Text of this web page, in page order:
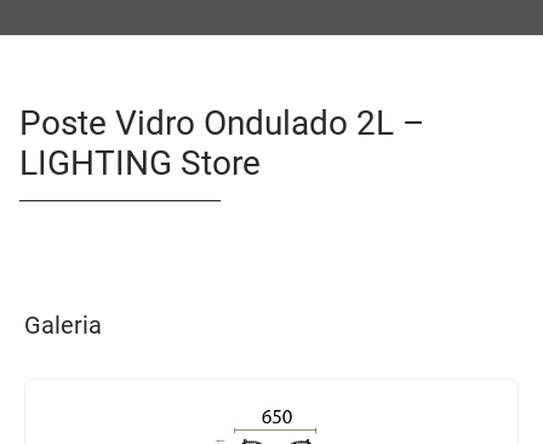
Poste Vidro Ondulado 2L –
LIGHTING Store
Galeria